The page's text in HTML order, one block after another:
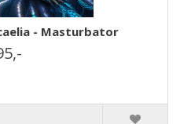
- Masturbator